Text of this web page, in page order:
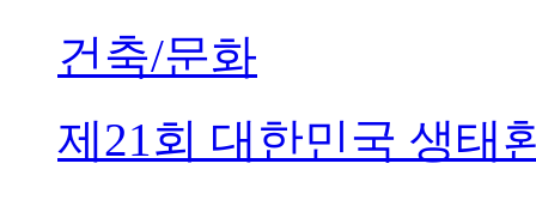
건축/문화
제21회 대한민국 생태